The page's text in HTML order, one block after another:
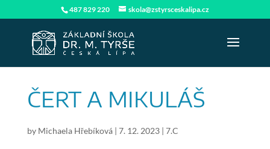
487 829 220 skola@zstyrsceskalipa.cz
ČERT A MIKULÁŠ
by Michaela Hřebíková| 7. 12. 2023| 7.C